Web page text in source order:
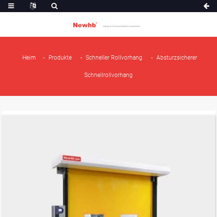
Heim Produkte Schneller Rollvorhang Absturzsicherer
Schnellrollvorhang